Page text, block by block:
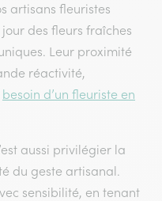
artisans fleuristes
des fleurs fraîches
Leur proximité
réactivité,
besoin d’un fleuriste en
aussi privilégier la
du geste artisanal.
sensibilité, en tenant